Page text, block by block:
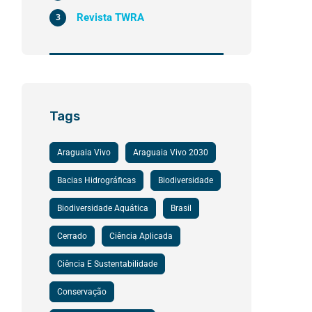
Revista TWRA
3
Tags
Araguaia Vivo Araguaia Vivo 2030
Bacias Hidrográficas Biodiversidade
Biodiversidade Aquática Brasil
Cerrado Ciência Aplicada
Ciência E Sustentabilidade
Conservação